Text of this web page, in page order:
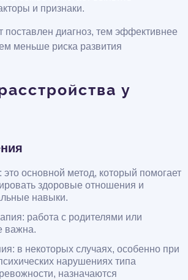
и признаки.
поставлен диагноз, тем эффективнее
меньше риска развития
у
это основной метод, который помогает
здоровые отношения и
навыки.
работа с родителями или
важна.
в некоторых случаях, особенно при
нарушениях типа
назначаются